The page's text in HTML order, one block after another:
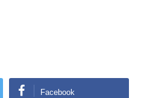
Facebook